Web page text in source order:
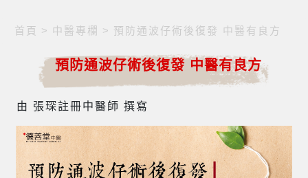
首頁 > 中醫專欄 > 預防通波仔術後復發 中醫有良方
預防通波仔術後復發 中醫有良方
由 張琛註冊中醫師 撰寫